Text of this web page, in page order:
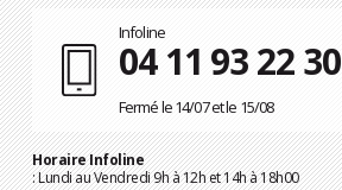
Infoline
04 11 93 22 30
Fermé le 14/07 et le 15/08
Horaire Infoline
: Lundi au Vendredi 9h à 12h et 14h à 18h00